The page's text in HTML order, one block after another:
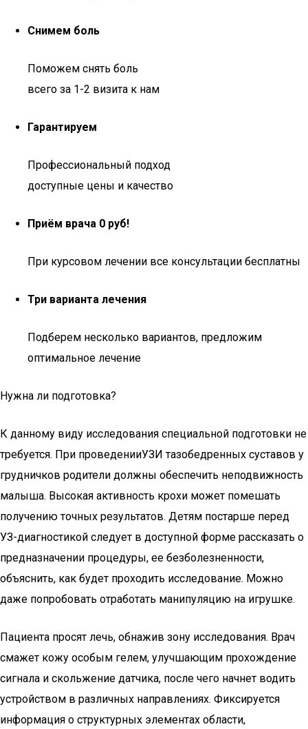
Снимем боль
Поможем снять боль
всего за 1-2 визита к нам
Гарантируем
Профессиональный подход
доступные цены и качество
Приём врача 0 руб!
При курсовом лечении все консультации бесплатны
Три варианта лечения
Подберем несколько вариантов, предложим
оптимальное лечение
Нужна ли подготовка?
К данному виду исследования специальной подготовки не
требуется. При проведенииУЗИ тазобедренных суставов у
грудничков родители должны обеспечить неподвижность
малыша. Высокая активность крохи может помешать
получению точных результатов. Детям постарше перед
УЗ-диагностикой следует в доступной форме рассказать о
предназначении процедуры, ее безболезненности,
объяснить, как будет проходить исследование. Можно
даже попробовать отработать манипуляцию на игрушке.
Пациента просят лечь, обнажив зону исследования. Врач
смажет кожу особым гелем, улучшающим прохождение
сигнала и скольжение датчика, после чего начнет водить
устройством в различных направлениях. Фиксируется
информация о структурных элементах области,